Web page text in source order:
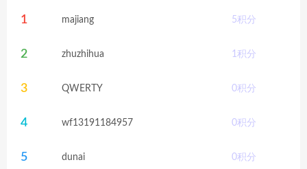
1 majiang 5积分
2 zhuzhihua 1 积分
3 QWERTY 0积分
4 wf13191184957 0积分
5 dunai 0积分